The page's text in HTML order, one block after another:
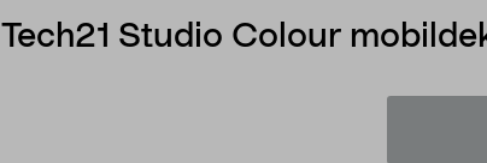
Tech21 Studio Colour